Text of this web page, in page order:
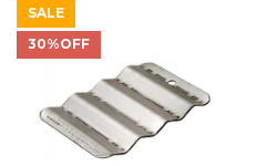
SALE
30%OFF